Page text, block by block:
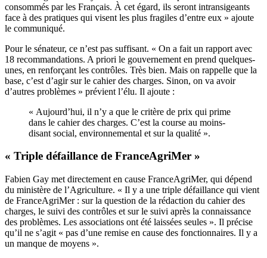
consommés par les Français. À cet égard, ils seront intransigeants
face à des pratiques qui visent les plus fragiles d’entre eux » ajoute
le communiqué.
Pour le sénateur, ce n’est pas suffisant. « On a fait un rapport avec
18 recommandations. A priori le gouvernement en prend quelques-
unes, en renforçant les contrôles. Très bien. Mais on rappelle que la
base, c’est d’agir sur le cahier des charges. Sinon, on va avoir
d’autres problèmes » prévient l’élu. Il ajoute :
« Aujourd’hui, il n’y a que le critère de prix qui prime
dans le cahier des charges. C’est la course au moins-
disant social, environnemental et sur la qualité ».
« Triple défaillance de FranceAgriMer »
Fabien Gay met directement en cause FranceAgriMer, qui dépend
du ministère de l’Agriculture. « Il y a une triple défaillance qui vient
de FranceAgriMer : sur la question de la rédaction du cahier des
charges, le suivi des contrôles et sur le suivi après la connaissance
des problèmes. Les associations ont été laissées seules ». Il précise
qu’il ne s’agit « pas d’une remise en cause des fonctionnaires. Il y a
un manque de moyens ».